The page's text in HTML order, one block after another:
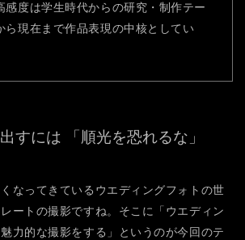
感度は学生時代からの研究・制作テー
ら現在まで作品表現の中核としてい
すには 「順光を恐れるな」
なってきているウエディングフォトの世
ートの撮影ですね。そこに「ウエディン
力的な撮影をする」というのが今回のテ